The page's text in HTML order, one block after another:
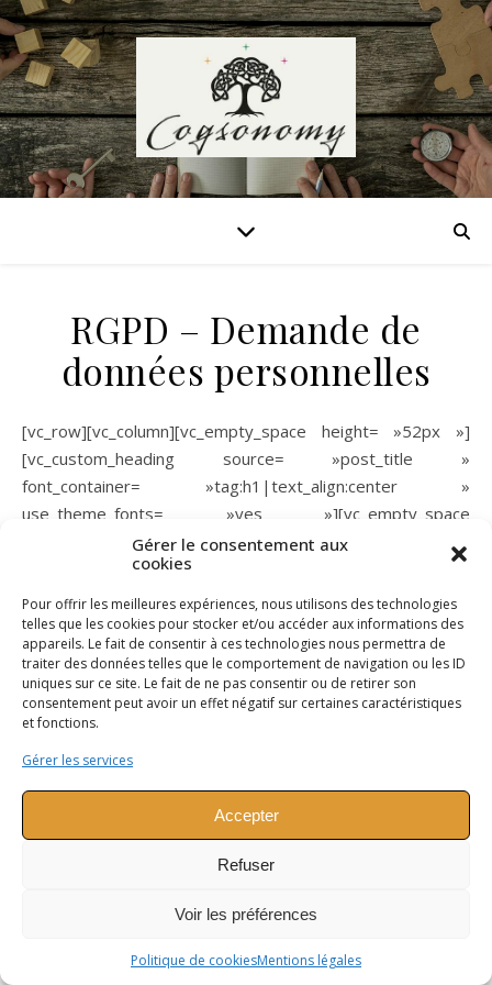
Gérer le consentement aux
cookies
Pour offrir les meilleures expériences, nous utilisons des technologies
telles que les cookies pour stocker et/ou accéder aux informations des
appareils. Le fait de consentir à ces technologies nous permettra de
traiter des données telles que le comportement de navigation ou les ID
uniques sur ce site. Le fait de ne pas consentir ou de retirer son
consentement peut avoir un effet négatif sur certaines caractéristiques
et fonctions.
Gérer les services
Accepter
Refuser
Voir les préférences
Politique de cookiesMentions légales
RGPD – Demande de
données personnelles
[vc_row][vc_column][vc_empty_space height= »52px »]
[vc_custom_heading source= »post_title »
font_container= »tag:h1|text_align:center »
use_theme_fonts= »yes »][vc_empty_space
height= »42px »][/vc_column][/vc_row][vc_row][vc_column]
[vc_column_text][REQ_CRED_FORM][/vc_column_text]
[/vc_column][/vc_row]
Cogsonomy - 2026 ©